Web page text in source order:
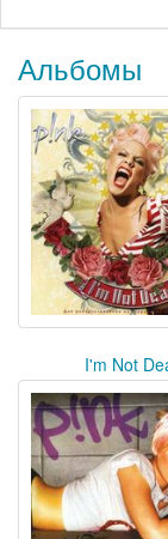
Альбомы
I'm Not